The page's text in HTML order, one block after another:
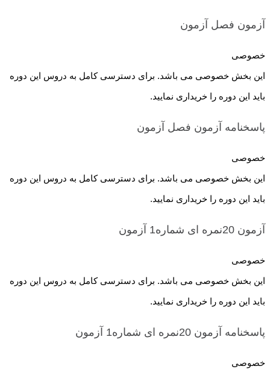
آزمون فصل آزمون
خصوصی
این بخش خصوصی می باشد. برای دسترسی کامل به دروس این دوره
باید این دوره را خریداری نمایید.
پاسخنامه آزمون فصل آزمون
خصوصی
این بخش خصوصی می باشد. برای دسترسی کامل به دروس این دوره
باید این دوره را خریداری نمایید.
آزمون 20نمره ای شماره1 آزمون
خصوصی
این بخش خصوصی می باشد. برای دسترسی کامل به دروس این دوره
باید این دوره را خریداری نمایید.
پاسخنامه آزمون 20نمره ای شماره1 آزمون
خصوصی